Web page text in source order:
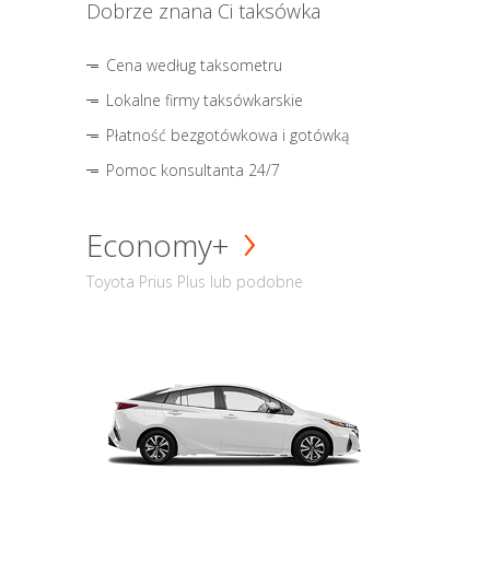
Dobrze znana Ci taksówka
Cena według taksometru
Lokalne firmy taksówkarskie
Płatność bezgotówkowa i gotówką
Pomoc konsultanta 24/7
Economy+
Toyota Prius Plus lub podobne